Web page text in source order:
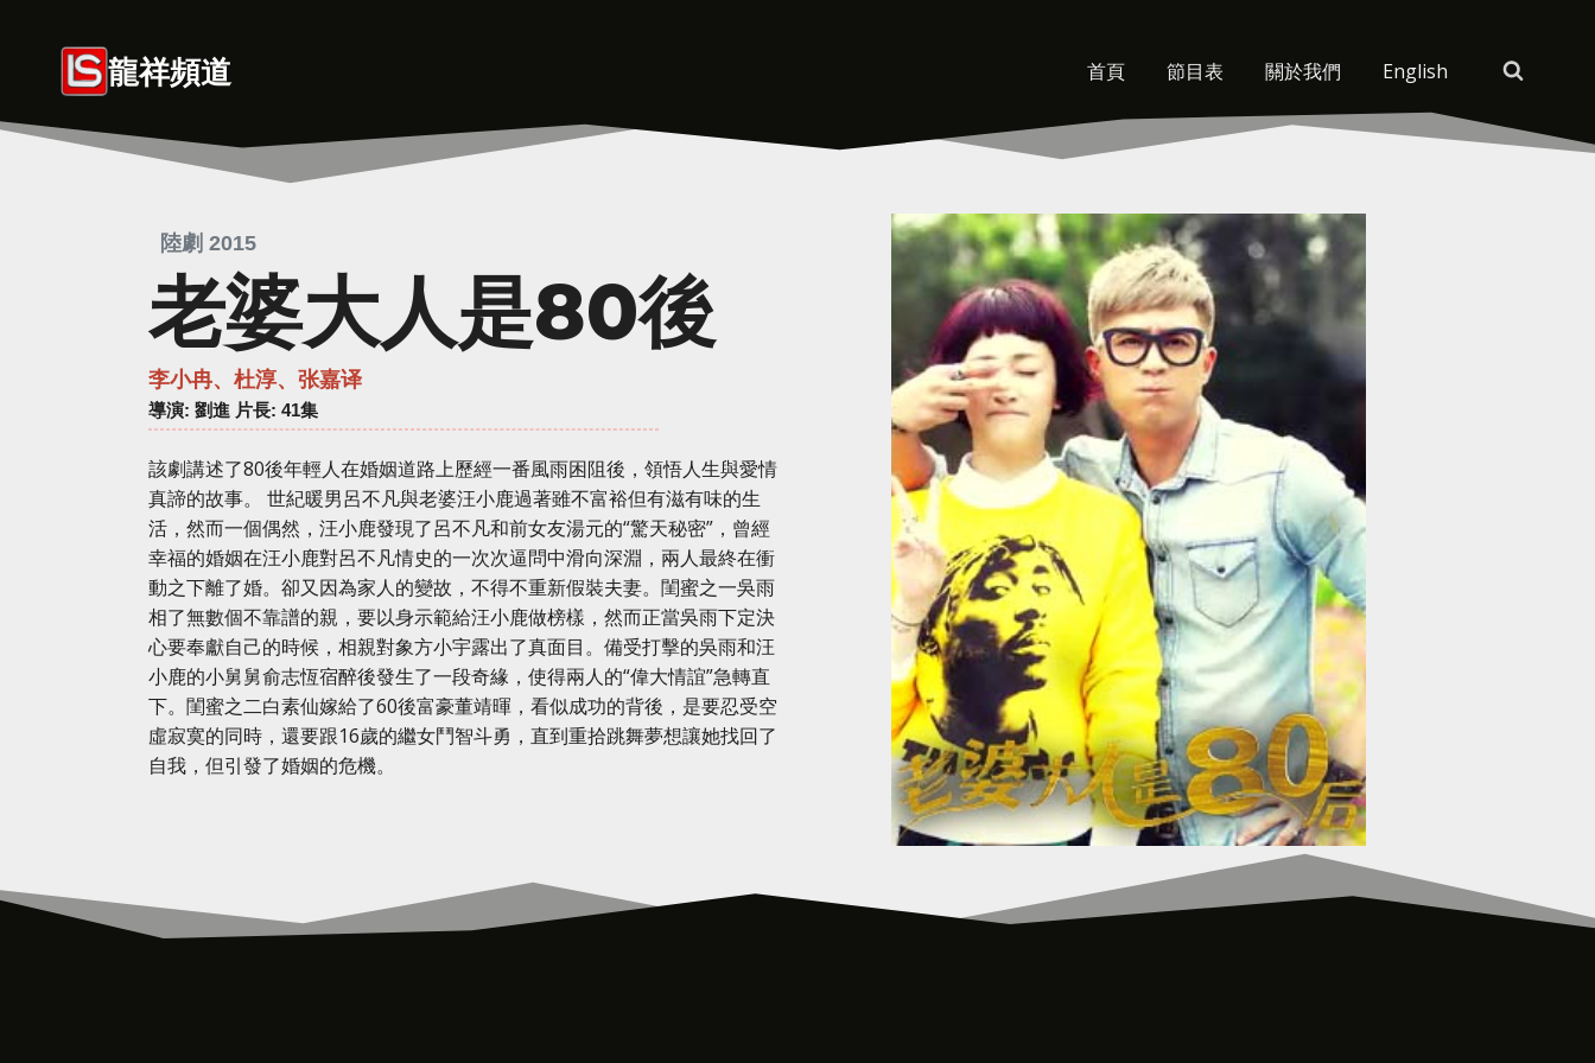
龍祥頻道 首頁 節目表 關於我們 English
陸劇 2015
老婆大人是80後
李小冉、杜淳、张嘉译
導演: 劉進 片長: 41集
該劇講述了80後年輕人在婚姻道路上歷經一番風雨困阻後，領悟人生與愛情
真諦的故事。 世紀暖男呂不凡與老婆汪小鹿過著雖不富裕但有滋有味的生
活，然而一個偶然，汪小鹿發現了呂不凡和前女友湯元的“驚天秘密”，曾經
幸福的婚姻在汪小鹿對呂不凡情史的一次次逼問中滑向深淵，兩人最終在衝
動之下離了婚。卻又因為家人的變故，不得不重新假裝夫妻。閨蜜之一吳雨
相了無數個不靠譜的親，要以身示範給汪小鹿做榜樣，然而正當吳雨下定決
心要奉獻自己的時候，相親對象方小宇露出了真面目。備受打擊的吳雨和汪
小鹿的小舅舅俞志恆宿醉後發生了一段奇緣，使得兩人的“偉大情誼”急轉直
下。閨蜜之二白素仙嫁給了60後富豪董靖暉，看似成功的背後，是要忍受空
虛寂寞的同時，還要跟16歲的繼女鬥智斗勇，直到重拾跳舞夢想讓她找回了
自我，但引發了婚姻的危機。